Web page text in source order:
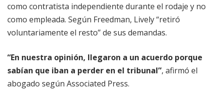
como contratista independiente durante el rodaje y no
como empleada. Según Freedman, Lively “retiró
voluntariamente el resto” de sus demandas.
“En nuestra opinión, llegaron a un acuerdo porque
sabían que iban a perder en el tribunal”, afirmó el
abogado según Associated Press.